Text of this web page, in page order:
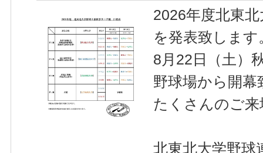
2026年度北東
を発表致します
8月22日（土）
野球場から開幕
たくさんのご
北東北大学野球